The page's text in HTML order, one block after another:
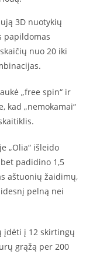
3D nuotykių
papildomas
nuo 20 iki
„free spin“ ir
kad „nemokamai“
„Olia“ išleido
bet padidino 1,5
aštuonių žaidimų,
pelną nei
įdėti į 12 skirtingų
grąžą per 200